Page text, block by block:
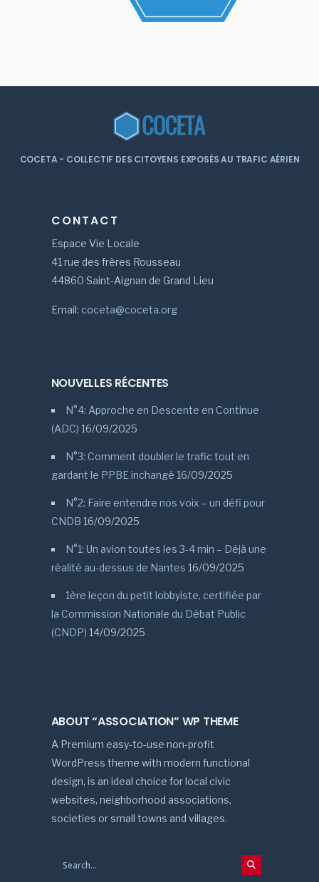
COCETA - COLLECTIF DES CITOYENS EXPOSÉS AU TRAFIC AÉRIEN
CONTACT
Espace Vie Locale
41 rue des frères Rousseau
44860 Saint-Aignan de Grand Lieu
Email: coceta@coceta.org
NOUVELLES RÉCENTES
N°4: Approche en Descente en Continue
(ADC) 16/09/2025
N°3: Comment doubler le trafic tout en
gardant le PPBE inchangé 16/09/2025
N°2: Faire entendre nos voix – un défi pour
CNDB 16/09/2025
N°1: Un avion toutes les 3-4 min – Déjà une
réalité au-dessus de Nantes 16/09/2025
1ère leçon du petit lobbyiste, certifiée par
la Commission Nationale du Débat Public
(CNDP) 14/09/2025
ABOUT “ASSOCIATION” WP THEME
A Premium easy-to-use non-profit
WordPress theme with modern functional
design, is an ideal choice for local civic
websites, neighborhood associations,
societies or small towns and villages.